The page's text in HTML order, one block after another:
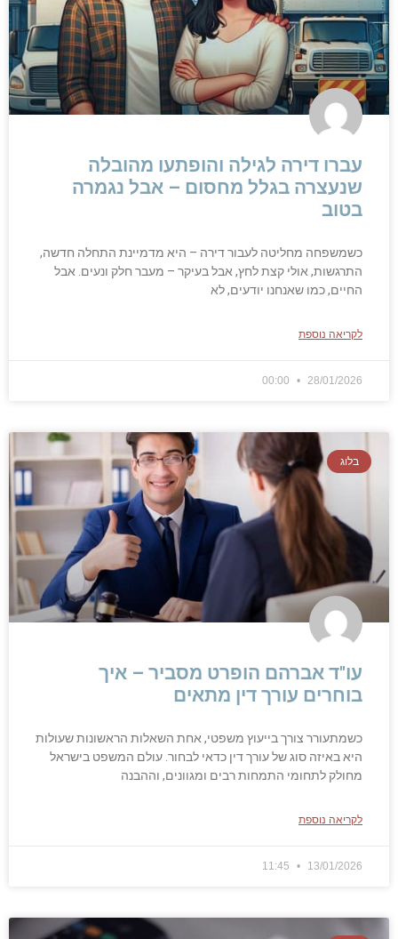
עברו דירה לגילה והופתעו מהובלה
שנעצרה בגלל מחסום – אבל נגמרה
בטוב
כשמשפחה מחליטה לעבור דירה – היא מדמיינת התחלה חדשה,
התרגשות, אולי קצת לחץ, אבל בעיקר – מעבר חלק ונעים. אבל
החיים, כמו שאנחנו יודעים, לא
לקריאה נוספת
28/01/2026
בלוג
עו"ד אברהם הופרט מסביר – איך
בוחרים עורך דין מתאים
כשמתעורר צורך בייעוץ משפטי, אחת השאלות הראשונות שעולות
היא באיזה סוג של עורך דין כדאי לבחור. עולם המשפט בישראל
מחולק לתחומי התמחות רבים ומגוונים, וההבנה
לקריאה נוספת
13/01/2026